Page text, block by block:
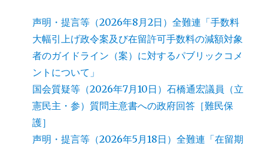
声明・提言等（2026年8月2日）全難連「手数料
大幅引上げ政令案及び在留許可手数料の減額対象
者のガイドライン（案）に対するパブリックコメ
ントについて」
国会質疑等（2026年7月10日）石橋通宏議員（立
憲民主・参）質問主意書への政府回答［難民保
護］
声明・提言等（2026年5月18日）全難連「在留期